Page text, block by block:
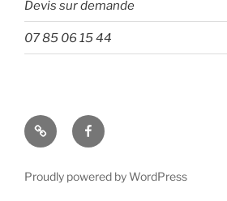
Devis sur demande
07 85 06 15 44
Tessella Facebook
Proudly powered by WordPress